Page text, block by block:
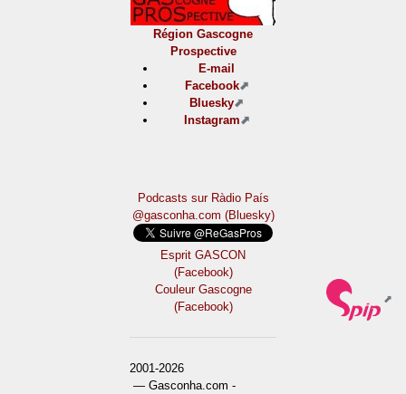
Région Gascogne
Prospective
E-mail
Facebook
Bluesky
Instagram
Podcasts sur Ràdio País
@gasconha.com (Bluesky)
Esprit GASCON
(Facebook)
Couleur Gascogne
(Facebook)
2001-2026
— Gasconha.com -